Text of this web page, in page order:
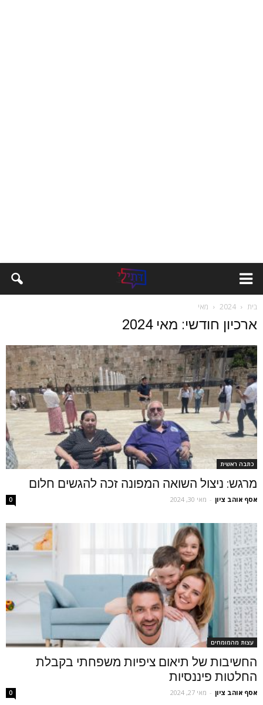
בית 2024 מאי
ארכיון חודשי: מאי 2024
כתבה ראשית
מרגש: ניצול השואה המפונה זכה להגשים חלום
אסף אוהב ציון - מאי 30, 2024 0
עצות מהמומחים
החשיבות של תיאום ציפיות משפחתי בקבלת
החלטות פיננסיות
אסף אוהב ציון - מאי 27, 2024 0